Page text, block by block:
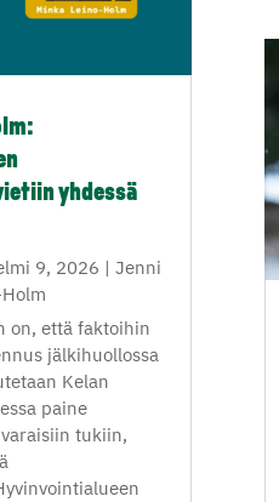
yhdessä
9, 2026 |Jenni
on, että faktoihin
jälkihuollossa
Kelan
paine
tukiin,